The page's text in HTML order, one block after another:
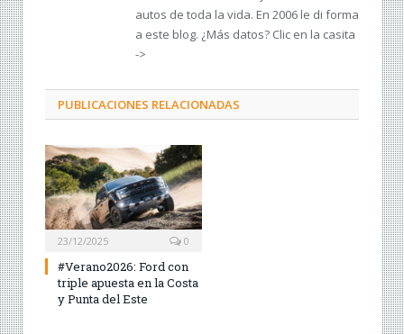
autos de toda la vida. En 2006 le di forma
a este blog. ¿Más datos? Clic en la casita
->
PUBLICACIONES RELACIONADAS
23/12/2025 0
#Verano2026: Ford con
triple apuesta en la Costa
y Punta del Este